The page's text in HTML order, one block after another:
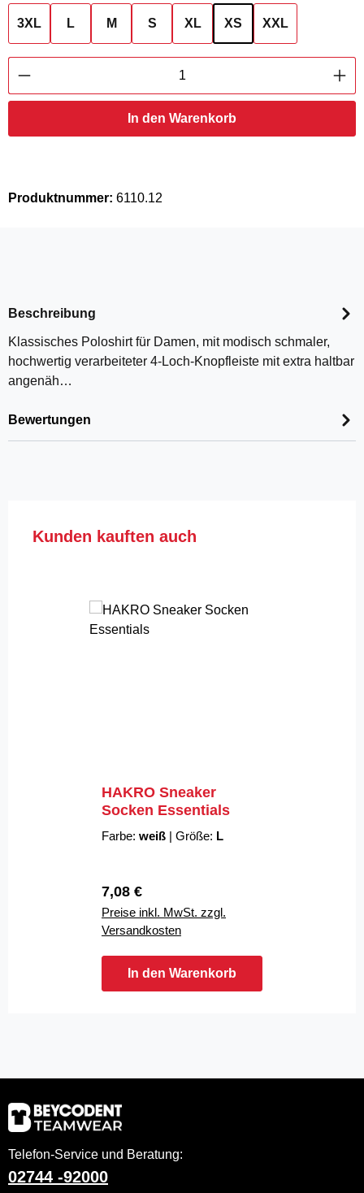
3XL L M S XL XS XXL
Produkt Anzahl: Gib den gewünschten
In den Warenkorb
Produktnummer: 6110.12
Beschreibung
Klassisches Poloshirt für Damen, mit modisch schmaler,
hochwertig verarbeiteter 4-Loch-Knopfleiste mit extra haltbar
angenäh…
Bewertungen
Produktgalerie überspringen
Kunden kauften auch
HAKRO Sneaker
Socken Essentials
Farbe: weiß | Größe: L
Regulärer Preis:
7,08 €
Preise inkl. MwSt. zzgl.
Versandkosten
In den Warenkorb
Telefon-Service und Beratung:
02744 -92000